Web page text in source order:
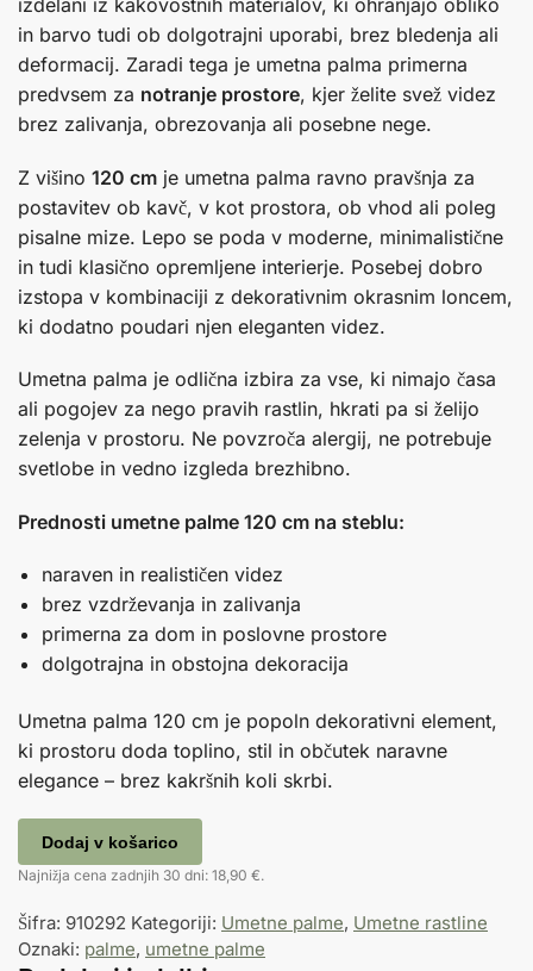
izdelani iz kakovostnih materialov, ki ohranjajo obliko
in barvo tudi ob dolgotrajni uporabi, brez bledenja ali
deformacij. Zaradi tega je umetna palma primerna
predvsem za notranje prostore, kjer želite svež videz
brez zalivanja, obrezovanja ali posebne nege.
Z višino 120 cm je umetna palma ravno pravšnja za
postavitev ob kavč, v kot prostora, ob vhod ali poleg
pisalne mize. Lepo se poda v moderne, minimalistične
in tudi klasično opremljene interierje. Posebej dobro
izstopa v kombinaciji z dekorativnim okrasnim loncem,
ki dodatno poudari njen eleganten videz.
Umetna palma je odlična izbira za vse, ki nimajo časa
ali pogojev za nego pravih rastlin, hkrati pa si želijo
zelenja v prostoru. Ne povzroča alergij, ne potrebuje
svetlobe in vedno izgleda brezhibno.
Prednosti umetne palme 120 cm na steblu:
naraven in realističen videz
brez vzdrževanja in zalivanja
primerna za dom in poslovne prostore
dolgotrajna in obstojna dekoracija
Umetna palma 120 cm je popoln dekorativni element,
ki prostoru doda toplino, stil in občutek naravne
elegance – brez kakršnih koli skrbi.
Dodaj v košarico
Najnižja cena zadnjih 30 dni: 18,90 €.
Šifra: 910292 Kategoriji: Umetne palme, Umetne rastline
Oznaki: palme, umetne palme